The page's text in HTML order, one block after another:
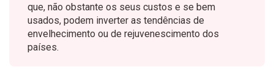
que, não obstante os seus custos e se bem
usados, podem inverter as tendências de
envelhecimento ou de rejuvenescimento dos
países.